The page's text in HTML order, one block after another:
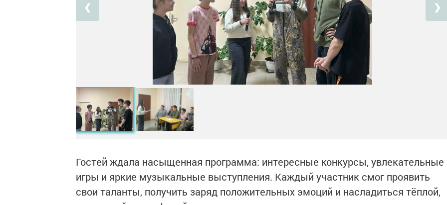
❮ ❯
Гостей ждала насыщенная программа: интересные конкурсы, увлекательные
игры и яркие музыкальные выступления. Каждый участник смог проявить
свои таланты, получить заряд положительных эмоций и насладиться тёплой,